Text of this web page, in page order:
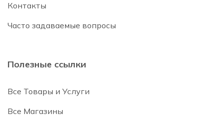
Контакты
Часто задаваемые вопросы
Полезные ссылки
Все Товары и Услуги
Все Магазины